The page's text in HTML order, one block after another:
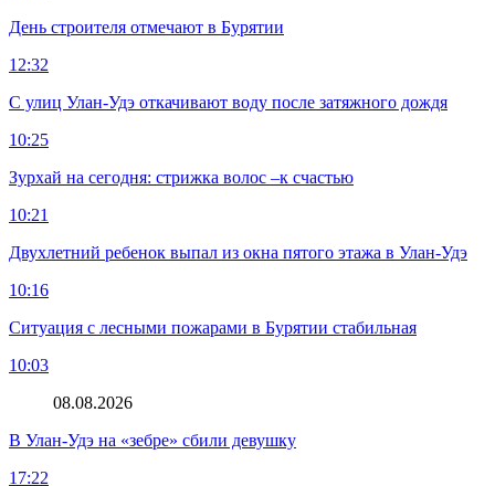
День строителя отмечают в Бурятии
12:32
С улиц Улан-Удэ откачивают воду после затяжного дождя
10:25
Зурхай на сегодня: стрижка волос –к счастью
10:21
Двухлетний ребенок выпал из окна пятого этажа в Улан-Удэ
10:16
Ситуация с лесными пожарами в Бурятии стабильная
10:03
08.08.2026
В Улан-Удэ на «зебре» сбили девушку
17:22